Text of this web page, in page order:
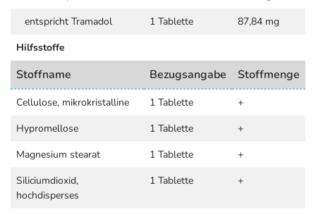
entspricht Tramadol
1 Tablette
87,84 mg
Hilfsstoffe
Stoffname Bezugsangabe Stoffmenge
Cellulose, mikrokristalline 1 Tablette
+
Hypromellose
1 Tablette
+
Magnesium stearat
1 Tablette
+
Siliciumdioxid,
hochdisperses
1 Tablette +